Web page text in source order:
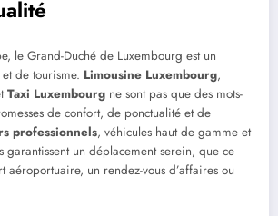
le Grand-Duché de Luxembourg est un
de tourisme. Limousine Luxembourg,
Taxi Luxembourg ne sont pas que des mots-
de confort, de ponctualité et de
professionnels, véhicules haut de gamme et
garantissent un déplacement serein, que ce
aéroportuaire, un rendez-vous d’affaires ou